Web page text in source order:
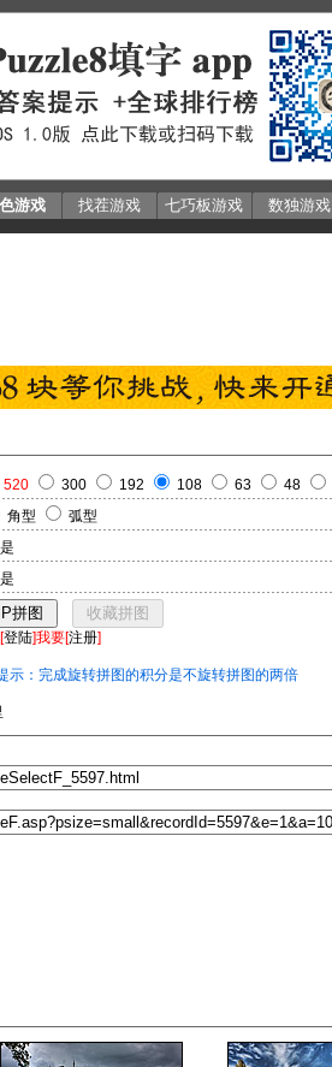
游戏 找茬游戏 七巧板游戏 数独游戏
520 300 192 108 63 48
角型
弧型
是
是
登陆]我要[注册]
示：完成旋转拼图的积分是不旋转拼图的两倍